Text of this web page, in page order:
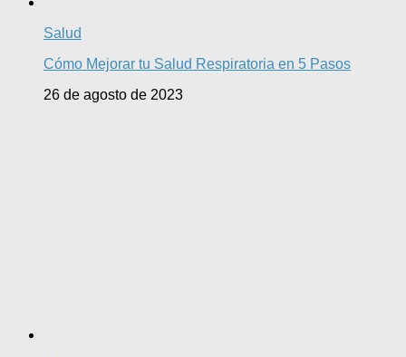
Salud
Cómo Mejorar tu Salud Respiratoria en 5 Pasos
26 de agosto de 2023